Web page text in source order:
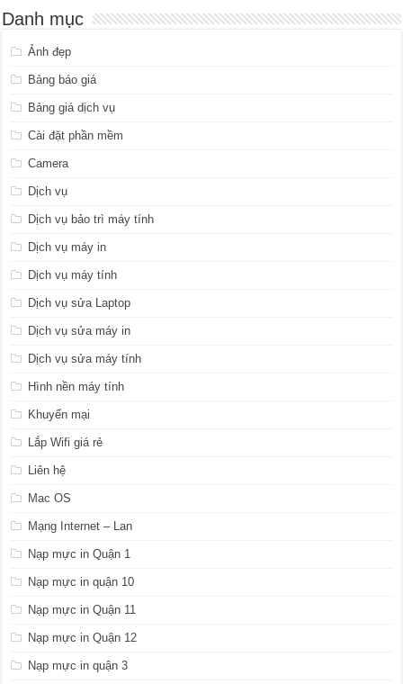
Danh mục
Ảnh đẹp
Bảng báo giá
Bảng giá dịch vụ
Cài đặt phần mềm
Camera
Dịch vụ
Dịch vụ bảo trì máy tính
Dịch vụ máy in
Dịch vụ máy tính
Dịch vụ sửa Laptop
Dịch vụ sửa máy in
Dịch vụ sửa máy tính
Hình nền máy tính
Khuyến mại
Lắp Wifi giá rẻ
Liên hệ
Mac OS
Mạng Internet – Lan
Nạp mực in Quận 1
Nạp mực in quận 10
Nạp mực in Quận 11
Nạp mực in Quận 12
Nạp mực in quận 3